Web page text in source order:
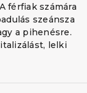
férfiak számára
szeánsza
a pihenésre.
lelki